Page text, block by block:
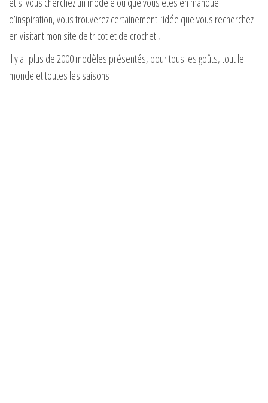
e
o
d’inspiration, vous trouverez certainement l’idée que vous recherchez
en visitant mon site de tricot et de crochet ,
il y a plus de 2000 modèles présentés, pour tous les goûts, tout le
monde et toutes les saisons